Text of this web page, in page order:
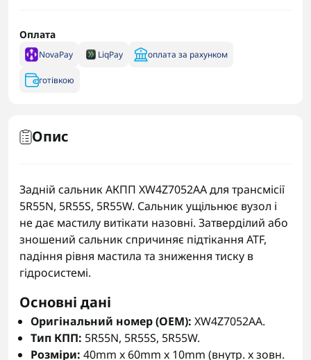
Оплата
NovaPay LiqPay оплата за рахунком
готівкою
Опис
Задній сальник АКПП XW4Z7052AA для трансмісії
5R55N, 5R55S, 5R55W. Сальник ущільнює вузол і
не дає мастилу витікати назовні. Затверділий або
зношений сальник спричиняє підтікання ATF,
падіння рівня мастила та зниження тиску в
гідросистемі.
Основні дані
Оригінальний номер (OEM): XW4Z7052AA.
Тип КПП: 5R55N, 5R55S, 5R55W.
Розміри: 40mm x 60mm x 10mm (внутр. x зовн.